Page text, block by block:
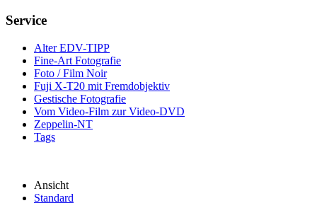
Service
Alter EDV-TIPP
Fine-Art Fotografie
Foto / Film Noir
Fuji X-T20 mit Fremdobjektiv
Gestische Fotografie
Vom Video-Film zur Video-DVD
Zeppelin-NT
Tags
Ansicht
Standard